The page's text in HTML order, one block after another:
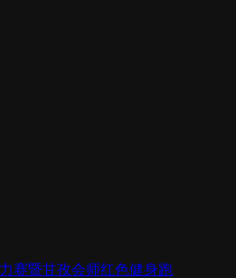
赛暨甘孜会师红色健身跑